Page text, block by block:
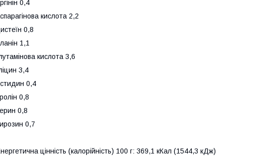
0,4
кислота 2,2
0,8
1,1
кислота 3,6
3,4
0,4
0,8
0,8
0,7
цінність (калорійність) 100 г: 369,1 кКал (1544,3 кДж)